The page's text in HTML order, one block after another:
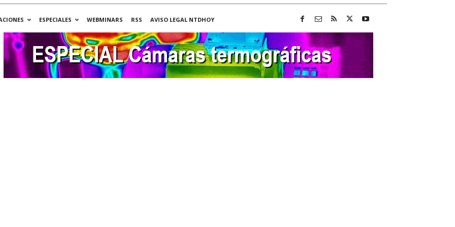
ESPECIALES WEBMINARS RSS
AVISO LEGAL NTDHOY